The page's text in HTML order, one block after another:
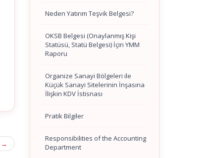
→
Neden Yatırım Teşvik Belgesi?
OKSB Belgesi (Onaylanmış Kişi
Statüsü, Statü Belgesi) İçin YMM
Raporu
Organize Sanayi Bölgeleri ile
Küçük Sanayi Sitelerinin İnşasına
İlişkin KDV İstisnası
Pratik Bilgiler
Responsibilities of the Accounting
Department